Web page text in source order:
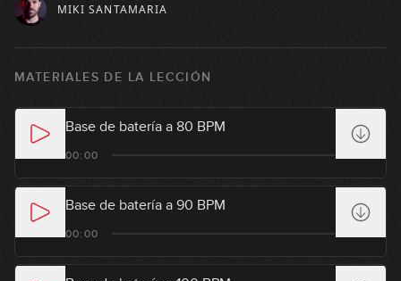
MIKI SANTAMARIA
MATERIALES DE LA LECCIÓN
Base de batería a 80 BPM
00:00
Base de batería a 90 BPM
00:00